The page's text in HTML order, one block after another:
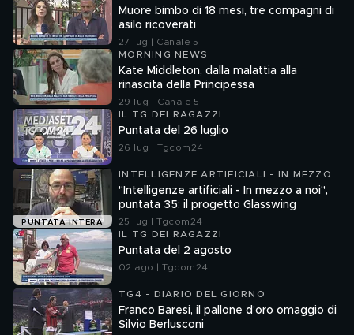
Muore bimbo di 18 mesi, tre compagni di
asilo ricoverati
27 lug | Canale 5
MORNING NEWS
Kate Middleton, dalla malattia alla
rinascita della Principessa
29 lug | Canale 5
IL TG DEI RAGAZZI
Puntata del 26 luglio
26 lug | Tgcom24
PUNTATA INTERA
INTELLIGENZE ARTIFICIALI - IN MEZZO
A NOI
"Intelligenze artificiali - In mezzo a noi",
puntata 35: il progetto Glasswing
25 lug | Tgcom24
IL TG DEI RAGAZZI
Puntata del 2 agosto
02 ago | Tgcom24
TG4 - DIARIO DEL GIORNO
Franco Baresi, il pallone d'oro omaggio di
Silvio Berlusconi